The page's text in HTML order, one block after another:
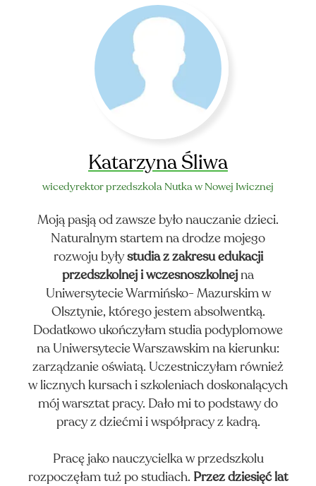
Katarzyna Śliwa
wicedyrektor przedszkola Nutka w Nowej Iwicznej
Moją pasją od zawsze było nauczanie dzieci.
Naturalnym startem na drodze mojego
rozwoju byłystudia z zakresu edukacji
przedszkolnej i wczesnoszkolnej na
Uniwersytecie Warmińsko- Mazurskim w
Olsztynie, którego jestem absolwentką.
Dodatkowo ukończyłam studia podyplomowe
na Uniwersytecie Warszawskim na kierunku:
zarządzanie oświatą. Uczestniczyłam również
w licznych kursach i szkoleniach doskonalących
mój warsztat pracy. Dało mi to podstawy do
pracy z dziećmi i współpracy z kadrą.
Pracę jako nauczycielka w przedszkolu
rozpoczęłam tuż po studiach. Przez dziesięć lat